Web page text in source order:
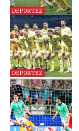
DEPORTEZ
DEPORTEZ